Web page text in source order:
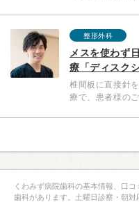
整形外科
メスを使わず
療「ディスク
椎間板に直接針
療で、患者様の
くわみず病院歯科の基本情報、口
歯科があります。土曜日診察・朝対